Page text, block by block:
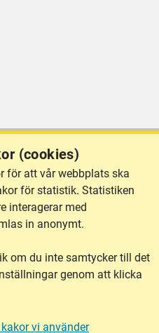
(cookies)
för att vår webbplats ska
för statistik. Statistiken
interagerar med
in anonymt.
om du inte samtycker till det
genom att klicka
vi använder